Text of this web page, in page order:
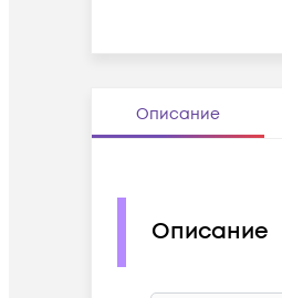
Описание
Описание